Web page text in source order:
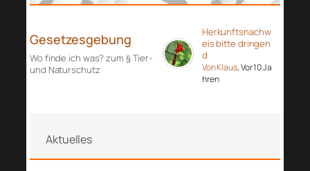
Gesetzesgebung
Wo finde ich was? zum § Tier-
und Naturschutz
Herkunftsnachw
eis bitte dringen
d
Von Klaus, Vor 10 Ja
hren
Aktuelles